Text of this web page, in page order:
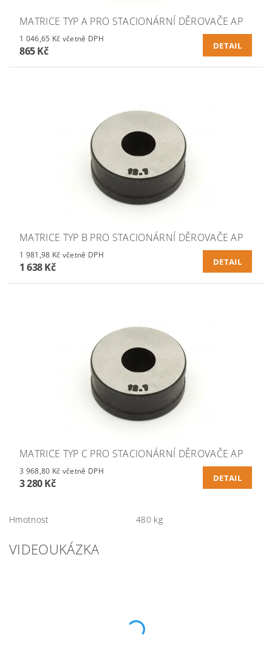
MATRICE TYP A PRO STACIONÁRNÍ DĚROVAČE AP
1 046,65 Kč včetně DPH
865 Kč DETAIL
MATRICE TYP B PRO STACIONÁRNÍ DĚROVAČE AP
1 981,98 Kč včetně DPH
1 638 Kč DETAIL
MATRICE TYP C PRO STACIONÁRNÍ DĚROVAČE AP
3 968,80 Kč včetně DPH
3 280 Kč DETAIL
Hmotnost 480 kg
VIDEOUKÁZKA